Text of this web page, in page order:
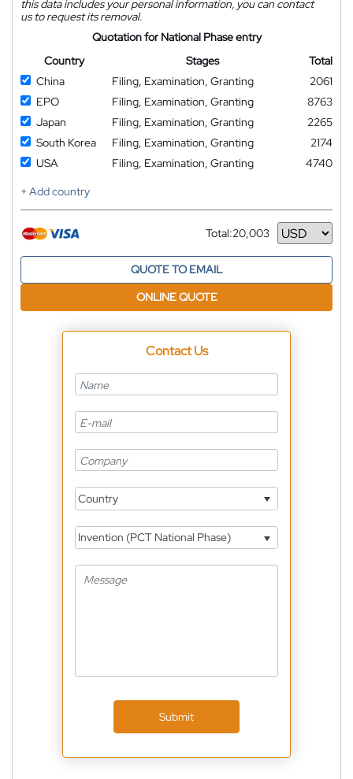
this data includes your personal information, you can contact
us to request its removal.
Quotation for National Phase entry
Country
Stages
Total
China
Filing, Examination, Granting
2061
EPO
Filing, Examination, Granting
8763
Japan
Filing, Examination, Granting
2265
South Korea
Filing, Examination, Granting
2174
USA
Filing, Examination, Granting
4740
+ Add country
Total:20,003
Currency
QUOTE TO EMAIL
ONLINE QUOTE
Contact Us
Country
Invention (PCT National Phase)
Submit